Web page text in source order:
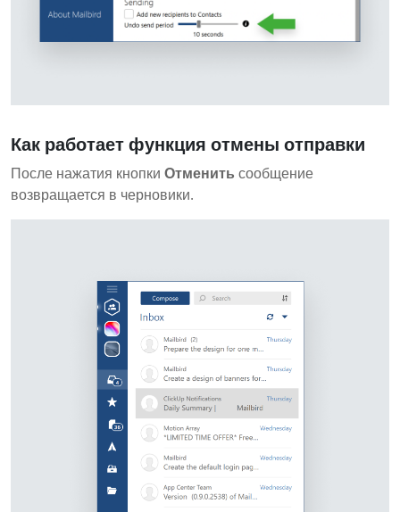
Как работает функция отмены отправки
После нажатия кнопки Отменить сообщение
возвращается в черновики.